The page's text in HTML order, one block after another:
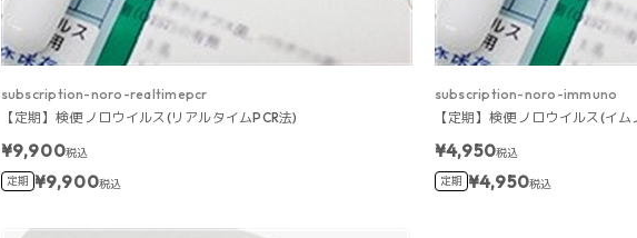
subscription-noro-realtimepcr
【定期】検便 ノロウイルス(リアルタイムPCR法)
¥9,900税込
定期 ¥9,900税込
subscription-noro-immuno
【定期】検便 ノロウイルス(イ
¥4,950税込
定期 ¥4,950税込